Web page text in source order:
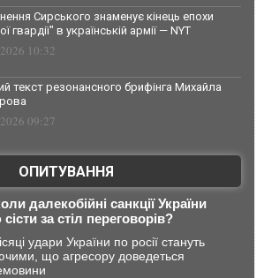
Сирського знаменує кінець епохи
гвардії" в українській армії — NYT
10:32
текст резонансного брифінга Михайла
09:27
ОПИТУВАННЯ
далекобійні санкції України
за стіл переговорів?
удари України по росії стануть
що агресору доведеться